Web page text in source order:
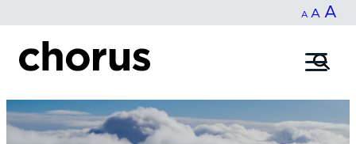
content
A Decrease
size.
A Reset
size.
A